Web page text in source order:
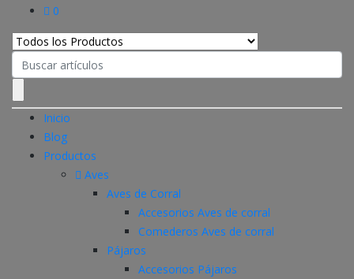
0
Search
for:
Inicio
Blog
Productos
Aves
Aves de Corral
Accesorios Aves de corral
Comederos Aves de corral
Pájaros
Accesorios Pájaros